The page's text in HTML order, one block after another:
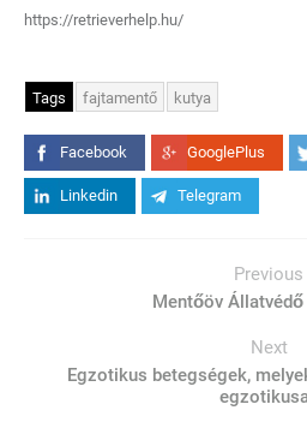
https://retrieverhelp.hu/
Tags fajtamentő kutya
Facebook GooglePlus
Linkedin Telegram
Previous
Mentőöv Állatvédő
Next
Egzotikus betegségek,